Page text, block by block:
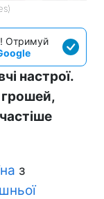
Отримуй
настрої.
з